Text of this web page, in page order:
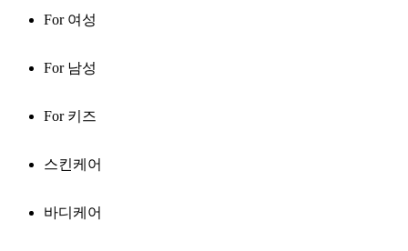
For 여성
For 남성
For 키즈
스킨케어
바디케어